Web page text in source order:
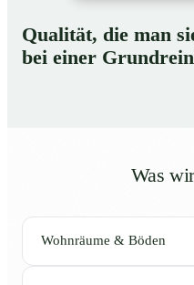
Qualität, die man
bei einer
Was
Wohnräume & Böden